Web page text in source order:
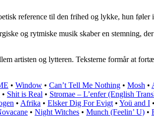
reference til den frihed og lykke, hun føler
og rytmiske musik skaber en stemning,
artisten og lytteren. Teksterne formår at
• Window • Can’t Tell Me Nothing • Mosh •
• Shit is Real • Stromae – L’enfer (English
• Afrika • Elsker Dig For Evigt • Yoü and I •
• Night Witches • Munch (Feelin’ U) •